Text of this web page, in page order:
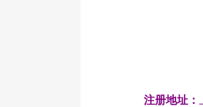
注册地址：